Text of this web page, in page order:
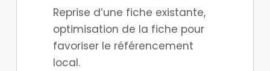
Reprise d’une fiche existante,
optimisation de la fiche pour
favoriser le référencement
local.